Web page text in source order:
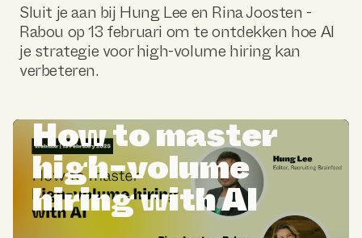
Sluit je aan bij Hung Lee en Rina Joosten -
Rabou op 13 februari om te ontdekken hoe AI
je strategie voor high-volume hiring kan
verbeteren.
How to master
high-volume
hiring with AI